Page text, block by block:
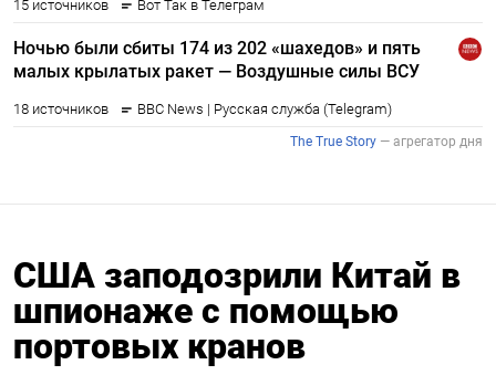
США заподозрили Китай в
шпионаже с помощью
портовых кранов